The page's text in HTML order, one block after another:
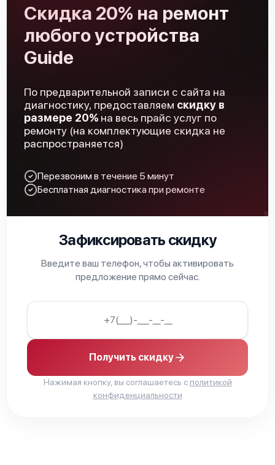
Скидка 20% на ремонт
любого устройства
Guide
По предварительной записи с сайта на
диагностику, предоставляем скидку в
размере 20% на весь прайс услуг по
ремонту (на комплектующие скидка не
распространяется)
Перезвоним в течение 5 минут
Бесплатная диагностика при ремонте
Зафиксировать скидку
Введите ваш телефон, чтобы активировать
предложение прямо сейчас.
Получить скидку
Нажимая кнопку, вы соглашаетесь с политикой
конфиденциальности